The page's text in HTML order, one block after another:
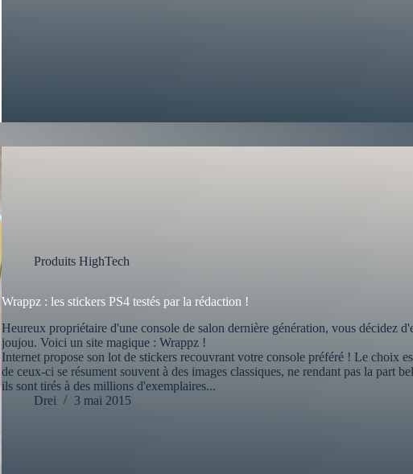
Produits HighTech
Wrappz : les stickers PS4 testés par la rédaction !
Heureux propriétaire d'une console de salon dernière génération, vous décidez
joujou. Voici un site magique : Wrappz !
Internet propose son lot de stickers recouvrant votre console préféré ! Le choix
de ceux-ci se résument souvent à des images classiques, ne rendant pas la part
ils sont tirés à des millions d'exemplaires...
Drei
3 mai 2015